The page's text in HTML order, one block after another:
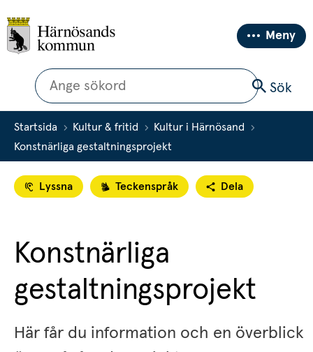
Meny
Sök
Sök
Startsida Kultur & fritid
Kultur i Härnösand
Konstnärliga gestaltningsprojekt
Lyssna Teckenspråk Dela
Konstnärliga
gestaltningsprojekt
Här får du information och en överblick